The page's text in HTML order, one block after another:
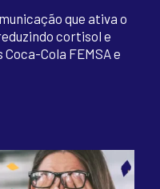
que ativa o
cortisol e
Cola FEMSA e